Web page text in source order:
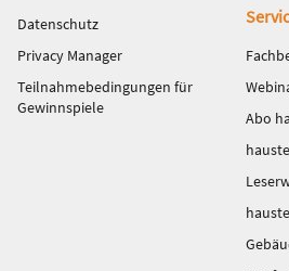
Datenschutz
Privacy Manager
Teilnahmebedingungen für
Gewinnspiele
Abo